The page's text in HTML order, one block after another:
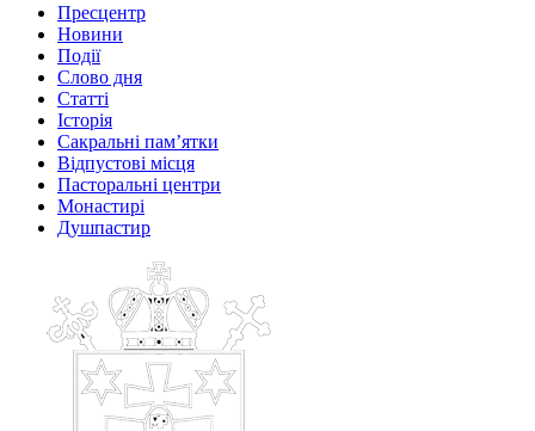
Пресцентр
Новини
Події
Слово дня
Статті
Історія
Сакральні пам’ятки
Відпустові місця
Пасторальні центри
Монастирі
Душпастир